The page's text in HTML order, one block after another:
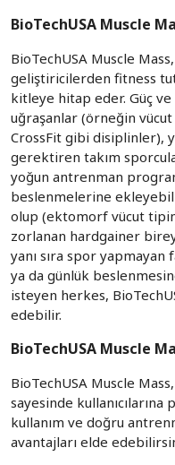
BioTechUSA Muscle
BioTechUSA Muscle
geliştiricilerden fitness
kitleye hitap eder. Güç
uğraşanlar (örneğin
CrossFit gibi disiplinler),
gerektiren takım
yoğun antrenman
beslenmelerine
olup (ektomorf vücut
zorlanan hardgainer
yanı sıra spor yapmayan
ya da günlük
isteyen herkes,
edebilir.
BioTechUSA Muscle
BioTechUSA Muscle
sayesinde
kullanım ve doğru
avantajları elde